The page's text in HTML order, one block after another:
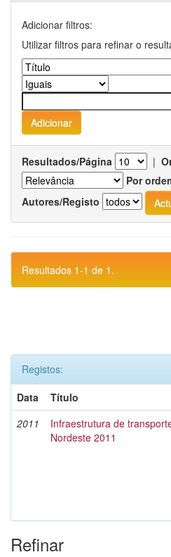
Adicionar filtros:
Utilizar filtros para refinar o
Resultados/Página |
Por
Autores/Registo
Resultados 1-1 de 1.
Registos:
Data
Título
2011
Infraestrutura de
Nordeste 2011
Refinar